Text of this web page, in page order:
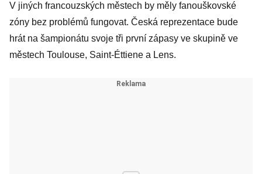
V jiných francouzských městech by měly fanouškovské
zóny bez problémů fungovat. Česká reprezentace bude
hrát na šampionátu svoje tři první zápasy ve skupině ve
městech Toulouse, Saint-Éttiene a Lens.